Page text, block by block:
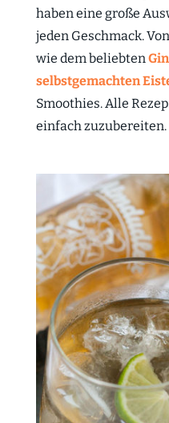
haben eine große
jeden Geschmack.
wie dem beliebten
selbstgemachten
Smoothies. Alle
einfach zuzubereiten.